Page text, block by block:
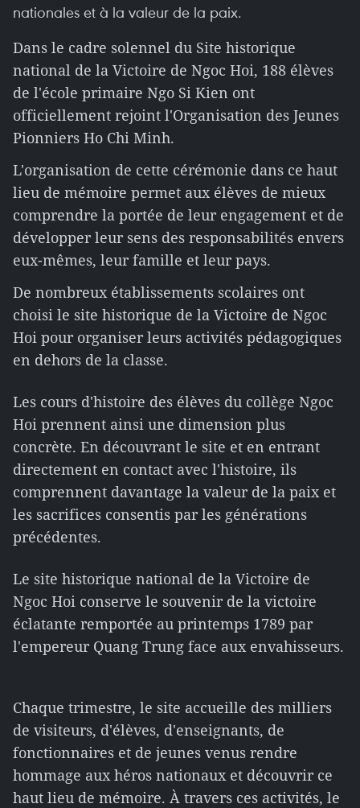
nationales et à la valeur de la paix.
Dans le cadre solennel du Site historique
national de la Victoire de Ngoc Hoi, 188 élèves
de l'école primaire Ngo Si Kien ont
officiellement rejoint l'Organisation des Jeunes
Pionniers Ho Chi Minh.
L'organisation de cette cérémonie dans ce haut
lieu de mémoire permet aux élèves de mieux
comprendre la portée de leur engagement et de
développer leur sens des responsabilités envers
eux-mêmes, leur famille et leur pays.
De nombreux établissements scolaires ont
choisi le site historique de la Victoire de Ngoc
Hoi pour organiser leurs activités pédagogiques
en dehors de la classe.
Les cours d'histoire des élèves du collège Ngoc
Hoi prennent ainsi une dimension plus
concrète. En découvrant le site et en entrant
directement en contact avec l'histoire, ils
comprennent davantage la valeur de la paix et
les sacrifices consentis par les générations
précédentes.
Le site historique national de la Victoire de
Ngoc Hoi conserve le souvenir de la victoire
éclatante remportée au printemps 1789 par
l'empereur Quang Trung face aux envahisseurs.
Chaque trimestre, le site accueille des milliers
de visiteurs, d'élèves, d'enseignants, de
fonctionnaires et de jeunes venus rendre
hommage aux héros nationaux et découvrir ce
haut lieu de mémoire. À travers ces activités, le